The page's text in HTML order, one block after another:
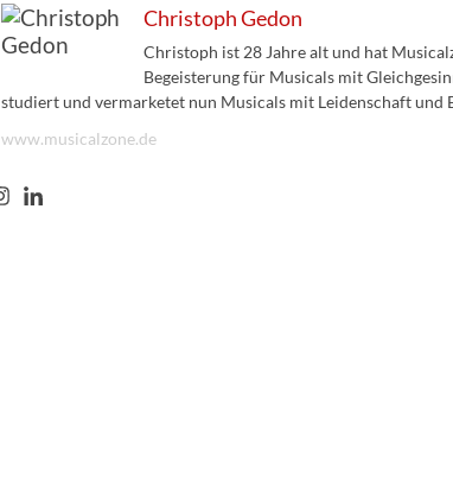
Christoph Gedon
Christoph ist 28 Jahre alt und hat
Begeisterung für Musicals mit
studiert und vermarketet nun Musicals mit Leidenschaft und
www.musicalzone.de